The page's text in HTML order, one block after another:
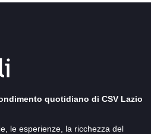
quotidiano di CSV Lazio
le esperienze, la ricchezza del